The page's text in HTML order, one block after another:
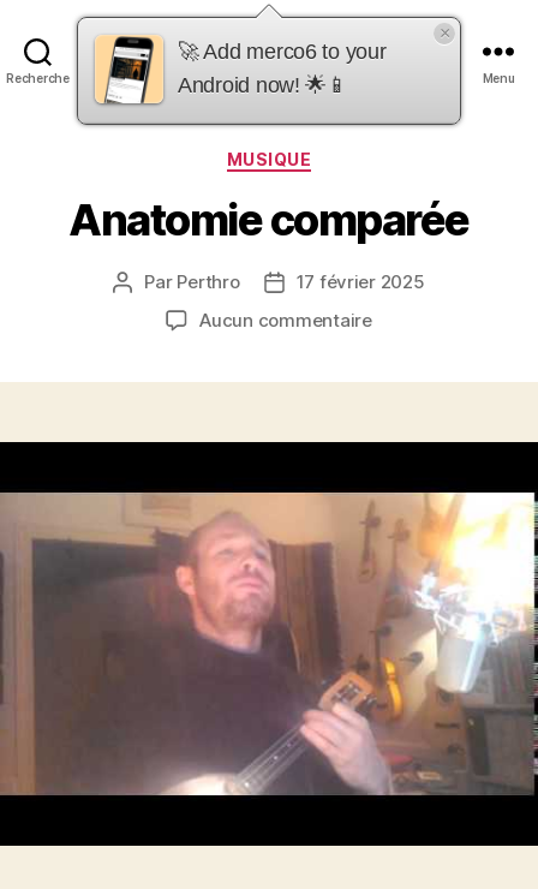
Recherche
merco6
Menu
Catégories
MUSIQUE
Anatomie comparée
Auteur
l’article
Par Perthro
Date17 février 2025
Aucun commentairesur
🚀 Add merco6 to your
Android now! 🌟📱
×